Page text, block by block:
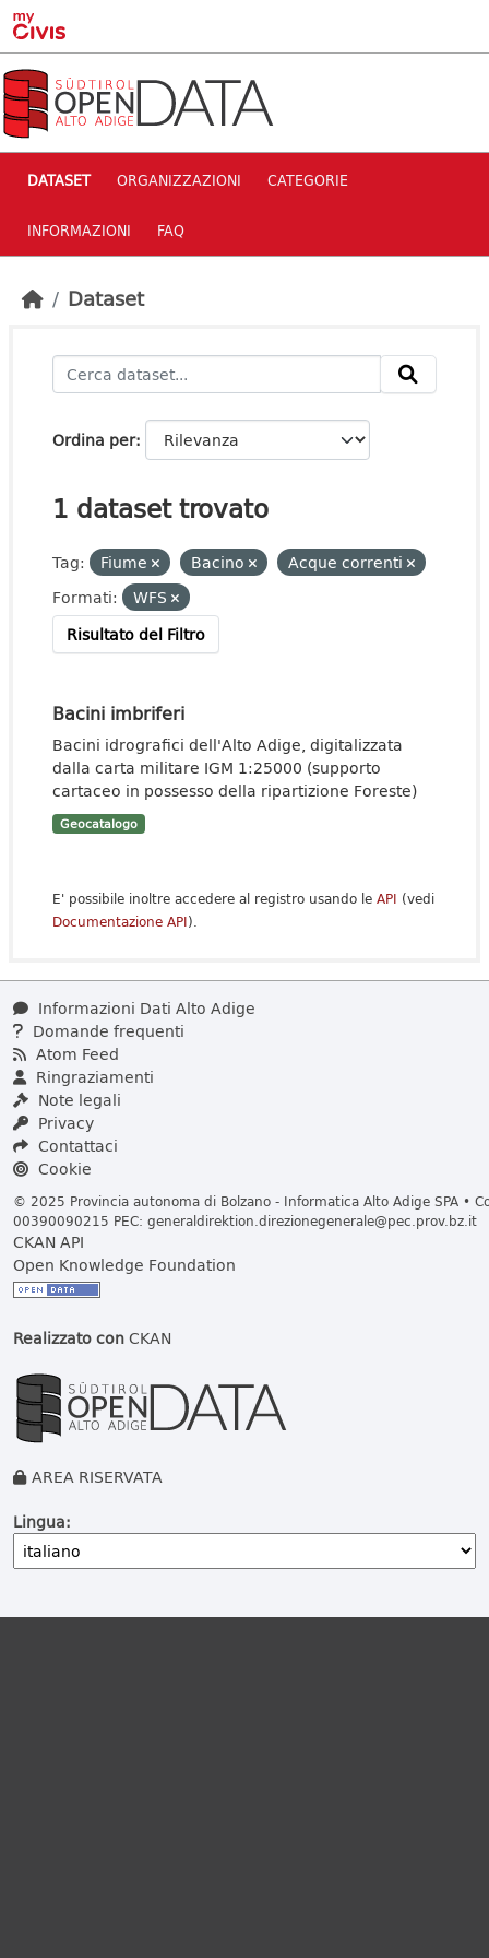
Skip to main content
DATASET ORGANIZZAZIONI CATEGORIE
INFORMAZIONI FAQ
Dataset
Ordina per
1 dataset trovato
Tag: Fiume Bacino
Acque correnti
Formati:
WFS
Risultato del Filtro
Bacini imbriferi
Bacini idrografici dell'Alto Adige, digitalizzata
dalla carta militare IGM 1:25000 (supporto
cartaceo in possesso della ripartizione Foreste)
Geocatalogo
E' possibile inoltre accedere al registro usando le API (vedi
Documentazione API).
Informazioni Dati Alto Adige
Domande frequenti
Atom Feed
Ringraziamenti
Note legali
Privacy
Contattaci
Cookie
© 2025 Provincia autonoma di Bolzano - Informatica Alto Adige SPA •
00390090215 PEC: generaldirektion.direzionegenerale@pec.prov.bz.it
CKAN API
Open Knowledge Foundation
Realizzato conCKAN
AREA RISERVATA
Lingua